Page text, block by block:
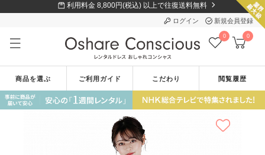
利用料金 8,800円(税込) 以上で往復送料無料
ログイン 新規会員登録
0 0
商品を選ぶ ご利用ガイド こだわり 閲覧履歴